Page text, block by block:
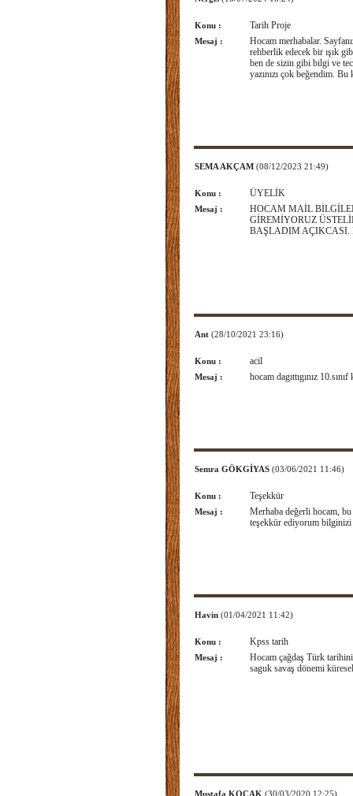
Konu : Tarih Proje
Mesaj :
Hocam merhabalar.
rehberlik edecek bir ışık
ben de sizin gibi bilgi ve
yazınızı çok beğendim.
SEMA AKÇAM (08/12/2023 21:49)
Konu : ÜYELİK
Mesaj :
HOCAM MAİL
GİREMİYORUZ
BAŞLADIM
Ant (28/10/2021 23:16)
Konu : acil
Mesaj : hocam dagıttıgınız
Semra GÖKGİYAS (03/06/2021 11:46)
Konu : Teşekkür
Mesaj :
Merhaba değerli hocam, bu
teşekkür ediyorum bilginizi
Havin (01/04/2021 11:42)
Konu : Kpss tarih
Mesaj :
Hocam çağdaş Türk
saguk savaş dönemi
Mustafa KOÇAK (30/03/2020 12:25)